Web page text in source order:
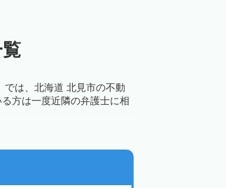
は、北海道 北見市の不動
方は一度近隣の弁護士に相